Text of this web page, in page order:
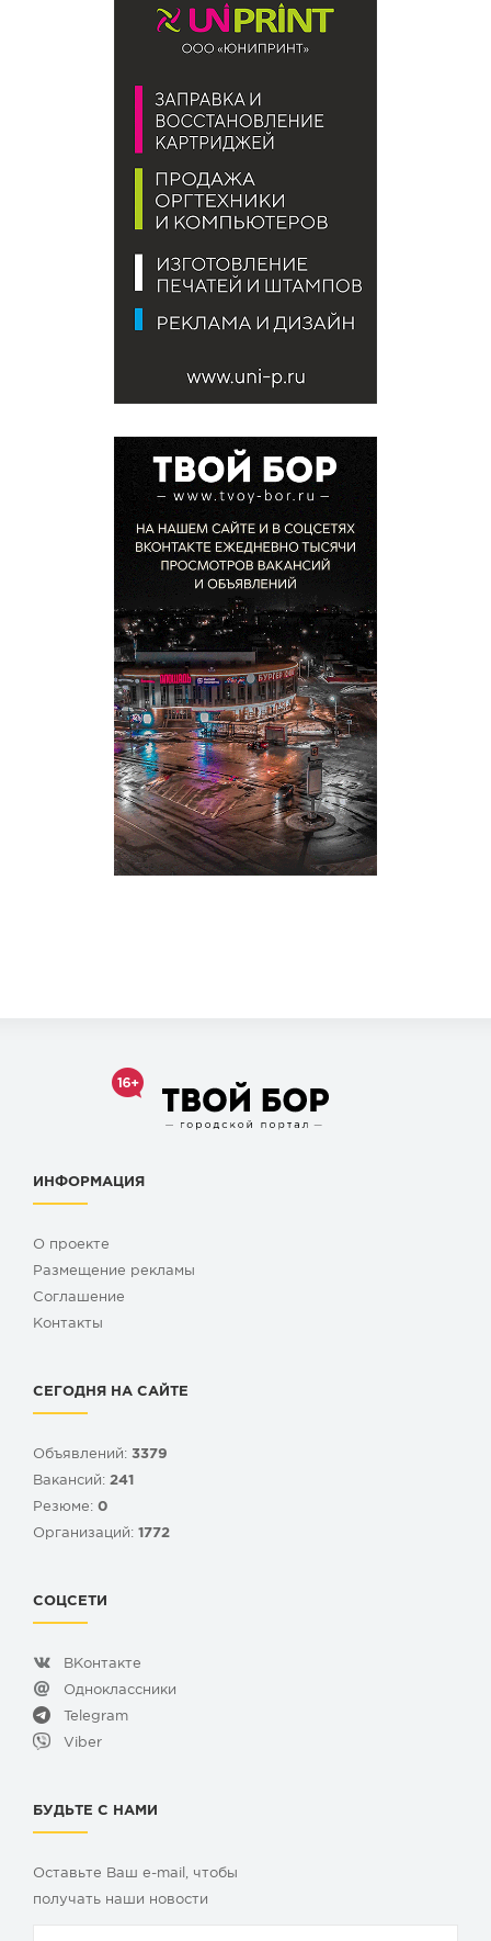
ИНФОРМАЦИЯ
О проекте
Размещение рекламы
Cоглашение
Контакты
СЕГОДНЯ НА САЙТЕ
Объявлений: 3379
Вакансий: 241
Резюме: 0
Организаций: 1772
СОЦСЕТИ
ВКонтакте
Одноклассники
Telegram
Viber
БУДЬТЕ С НАМИ
Оставьте Ваш e-mail, чтобы
получать наши новости